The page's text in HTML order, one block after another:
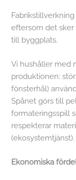
eftersom det
till byggplats.
Vi hushåller med
produktionen:
fönsterhål)
Spånet görs till
formateringsspill
respekterar
(ekosystemtjänst).
Ekonomiska